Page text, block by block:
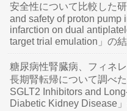
安全性について比較した
and safety of proton pump
infarction on dual
target trial emulation」の
糖尿病性腎臓病、フィネ
長期腎転帰について調べ
SGLT2 Inhibitors and
Diabetic Kidney Disease